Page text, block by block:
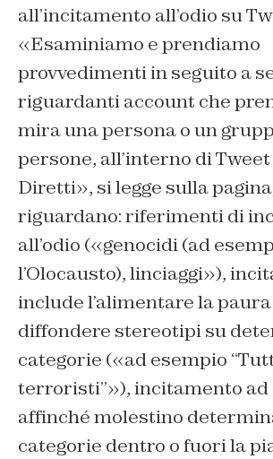
all’incitamento all’odio su
«Esaminiamo e prendiamo
provvedimenti in seguito a
riguardanti account che
mira una persona o un
persone, all’interno di
Diretti», si legge sulla
riguardano: riferimenti di
all’odio («genocidi (ad
l’Olocausto), linciaggi»),
include l’alimentare la
diffondere stereotipi su
categorie («ad esempio
terroristi”»), incitamento
affinché molestino
categorie dentro o fuori la